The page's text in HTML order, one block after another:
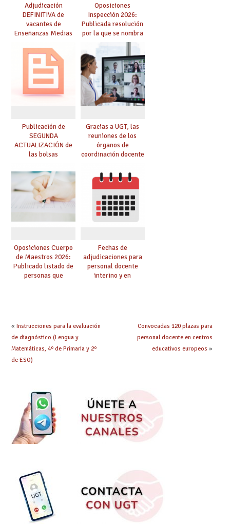
Adjudicación
DEFINITIVA de
vacantes de
Enseñanzas Medias
Oposiciones
Inspección 2026:
Publicada resolución
por la que se nombra
funcionarios/as en
prácticas, se regulan
dichas prácticas y se
convoca acto público
de adjudicación
Publicación de
SEGUNDA
ACTUALIZACIÓN de
las bolsas
Cuerpo de Maestros
de especialidades
convocadas a
oposición
Gracias a UGT, las
reuniones de los
órganos de
coordinación docente
de manera
telemática, sin exigir
presencialidad en el
centro
Oposiciones Cuerpo
de Maestros 2026:
Publicado listado de
personas que
Fechas de
adjudicaciones para
personal docente
interino y en
« Instrucciones para la evaluación
de diagnóstico (Lengua y
Matemáticas, 4º de Primaria y 2º
de ESO)
Convocadas 120 plazas para
personal docente en centros
educativos europeos »